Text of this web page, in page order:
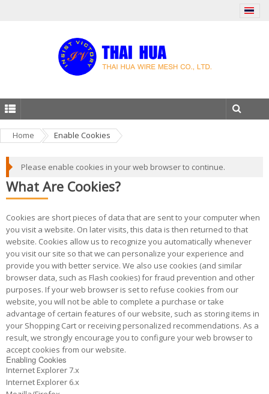
Home Enable Cookies
Please enable cookies in your web browser to continue.
What Are Cookies?
Cookies are short pieces of data that are sent to your computer when
you visit a website. On later visits, this data is then returned to that
website. Cookies allow us to recognize you automatically whenever
you visit our site so that we can personalize your experience and
provide you with better service. We also use cookies (and similar
browser data, such as Flash cookies) for fraud prevention and other
purposes. If your web browser is set to refuse cookies from our
website, you will not be able to complete a purchase or take
advantage of certain features of our website, such as storing items in
your Shopping Cart or receiving personalized recommendations. As a
result, we strongly encourage you to configure your web browser to
accept cookies from our website.
Enabling Cookies
Internet Explorer 7.x
Internet Explorer 6.x